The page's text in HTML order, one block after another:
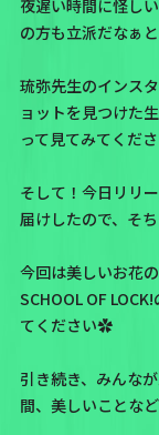
夜遅い時間に怪し
の方も立派だなぁと
琉弥先生のインス
ョットを見つけた
って見てみてくだ
そして！今日リリ
届けしたので、そ
今回は美しいお花
SCHOOL OF
てください✿
引き続き、みんな
間、美しいことな